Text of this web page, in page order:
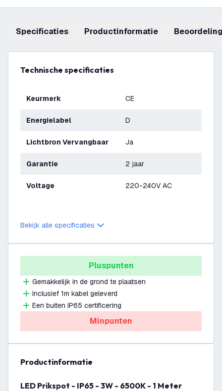
Specificaties productinformatie
Technische specificaties
Keurmerk CE
Energielabel D
Lichtbron Vervangbaar Ja
Garantie 2 jaar
Voltage 220-240V AC
Bekijk alle specificaties
Pluspunten
Gemakkelijk in de grond te plaatsen
Inclusief 1m kabel geleverd
Een buiten IP65 certificering
Minpunten
productinformatie
LED Prikspot - IP65 - 3W - 6500K - 1 Meter